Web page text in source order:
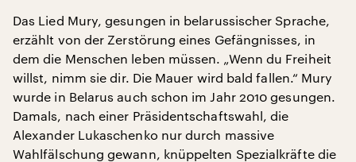
Das Lied Mury, gesungen in belarussischer Sprache,
erzählt von der Zerstörung eines Gefängnisses, in
dem die Menschen leben müssen. „Wenn du Freiheit
willst, nimm sie dir. Die Mauer wird bald fallen.“ Mury
wurde in Belarus auch schon im Jahr 2010 gesungen.
Damals, nach einer Präsidentschaftswahl, die
Alexander Lukaschenko nur durch massive
Wahlfälschung gewann, knüppelten Spezialkräfte die